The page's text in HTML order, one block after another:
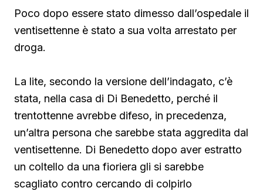
Poco dopo essere stato dimesso dall’ospedale il
ventisettenne è stato a sua volta arrestato per
droga.
La lite, secondo la versione dell’indagato, c’è
stata, nella casa di Di Benedetto, perché il
trentottenne avrebbe difeso, in precedenza,
un’altra persona che sarebbe stata aggredita dal
ventisettenne. Di Benedetto dopo aver estratto
un coltello da una fioriera gli si sarebbe
scagliato contro cercando di colpirlo